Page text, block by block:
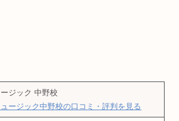
ジック 中野校
ージック中野校の口コミ・評判を見る